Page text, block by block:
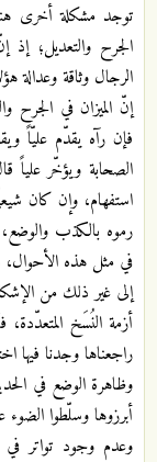
توجد مشكلة أخرى
الجرح والتعديل؛
الرجال وثاقة وعدالة
إنّ الميزان في الجرح
فإن رآه يقدّم عليّاً
الصحابة ويؤخّر علياً
استفهام، وإن كان
رموه بالكذب
في مثل هذه الأحوال،
إلى غير ذلك من
أزمة النُسَخ
راجعناها وجدنا فيها
وظاهرة الوضع في
أبرزوها وسلّطوا الضوء
وعدم وجود تواتر في